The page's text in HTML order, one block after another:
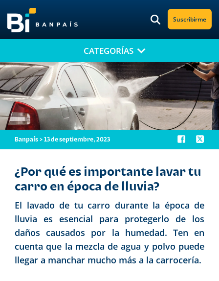
Suscribirme
¡No te pierdas nuestro nuevo contenido!
Suscríbete a nuestro blog y recibe mensualmente en tu correo
electrónico, las noticias más relevantes.
CATEGORÍAS
Banpaís > 13 de septiembre, 2023
¿Por qué es importante lavar tu
carro en época de lluvia?
El lavado de tu carro durante la época de
lluvia es esencial para protegerlo de los
daños causados por la humedad. Ten en
cuenta que la mezcla de agua y polvo puede
llegar a manchar mucho más a la carrocería.